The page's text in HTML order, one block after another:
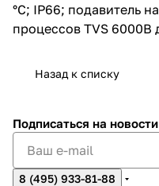
°C; IP66; подавитель
процессов TVS 6000B
Назад к списку
Подписаться на
8 (495) 933-81-88